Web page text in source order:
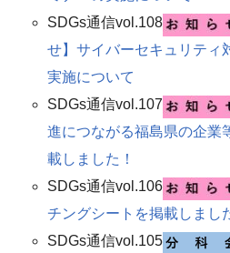
SDGs通信vol.108
せ】サイバーセキュリティ
実施について
SDGs通信vol.107
進につながる福島県の企業
載しました！
SDGs通信vol.106
チングシートを掲載しまし
SDGs通信vol.105